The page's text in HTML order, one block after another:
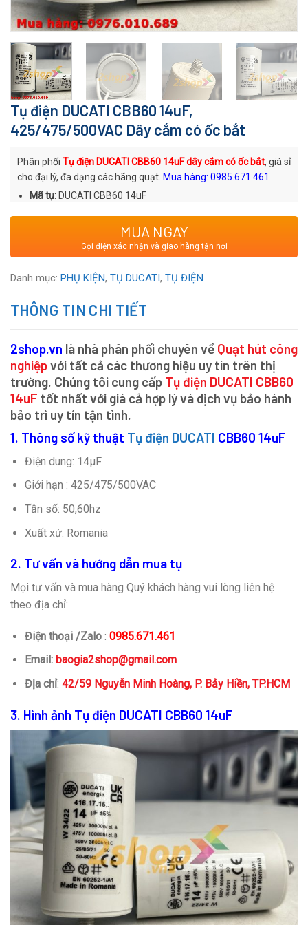
Tụ điện DUCATI CBB60 14uF,
425/475/500VAC Dây cắm có ốc bắt
Phân phối Tụ điện DUCATI CBB60 14uF dây cắm có ốc bắt, giá sỉ
cho đại lý, đa dạng các hãng quạt. Mua hàng: 0985.671.461
Mã tụ: DUCATI CBB60 14uF
Thương hiệu: DUCATI
: Thương hiệu Ý
Voltage:425/475/500VAC
MUA NGAY
Gọi điện xác nhận và giao hàng tận nơi
Danh mục: PHỤ KIỆN, TỤ DUCATI, TỤ ĐIỆN
THÔNG TIN CHI TIẾT
2shop.vn là nhà phân phối chuyên về Quạt hút công
nghiệpvới tất cả các thương hiệu uy tín trên thị
trường. Chúng tôi cung cấp Tụ điện DUCATI CBB60
14uF tốt nhất với giá cả hợp lý và dịch vụ bảo hành
bảo trì uy tín tận tình.
1. Thông số kỹ thuật Tụ điện DUCATI CBB60 14uF
Điện dung: 14µF
Giới hạn : 425/475/500VAC
Tần số: 50,60hz
Xuất xứ: Romania
2. Tư vấn và hướng dẫn mua tụ
Mọi tư vấn và mua hàng Quý khách hàng vui lòng liên hệ
theo địa chỉ:
Điện thoại /Zalo: 0985.671.461
Email: baogia2shop@gmail.com
Địa chỉ: 42/59 Nguyễn Minh Hoàng, P. Bảy Hiền, TP.HCM
3. Hình ảnh Tụ điện DUCATI CBB60 14uF